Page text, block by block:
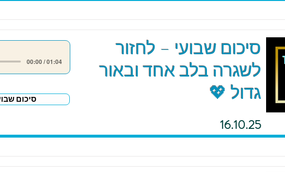
00:00 / 01:04
סיכום
סיכום שבועי – לחזור
לשגרה בלב אחד ובאור
גדול 💖
16.10.25